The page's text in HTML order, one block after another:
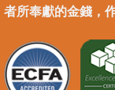
者所奉獻的金錢，